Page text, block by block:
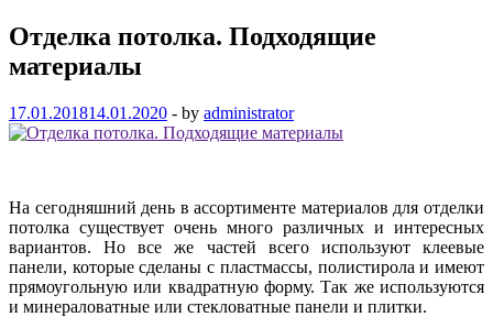
Отделка потолка. Подходящие
материалы
17.01.201814.01.2020 - by administrator
На сегодняшний день в ассортименте материалов для отделки
потолка существует очень много различных и интересных
вариантов. Но все же частей всего используют клеевые
панели, которые сделаны с пластмассы, полистирола и имеют
прямоугольную или квадратную форму. Так же используются
и минераловатные или стекловатные панели и плитки.